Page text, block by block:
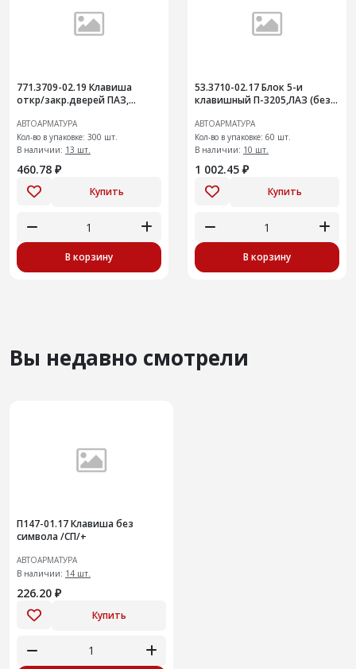
771.3709-02.19 Клавиша
откр/закр.дверей ПАЗ,
АВТОАРМАТУРА
Кол-во в упаковке: 300 шт.
В наличии: 13 шт.
460.78 ₽
Купить
В корзину
53.3710-02.17 Блок 5-и
клавишный П-3205,ЛАЗ (без
АВТОАРМАТУРА
Кол-во в упаковке: 60 шт.
В наличии: 10 шт.
1 002.45 ₽
Купить
В корзину
Вы недавно смотрели
П147-01.17 Клавиша без
символа /СП/+
АВТОАРМАТУРА
В наличии: 14 шт.
226.20 ₽
Купить